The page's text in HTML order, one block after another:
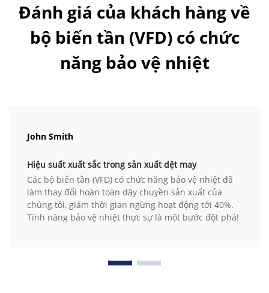
Đánh giá của khách hàng về
bộ biến tần (VFD) có chức
năng bảo vệ nhiệt
John Smith
Hiệu suất xuất sắc trong sản xuất dệt may
Các bộ biến tần (VFD) có chức năng bảo vệ nhiệt đã
làm thay đổi hoàn toàn dây chuyền sản xuất của
chúng tôi, giảm thời gian ngừng hoạt động tới 40%.
Tính năng bảo vệ nhiệt thực sự là một bước đột phá!